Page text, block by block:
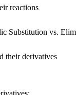
reactions
Substitution vs.
their derivatives